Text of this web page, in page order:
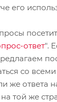
его
ответ".
со
же ответа
той же